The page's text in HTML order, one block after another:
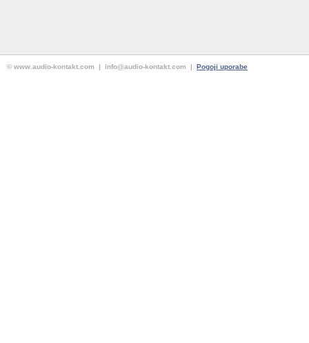
© www.audio-kontakt.com | info@audio-kontakt.com | Pogoji uporabe